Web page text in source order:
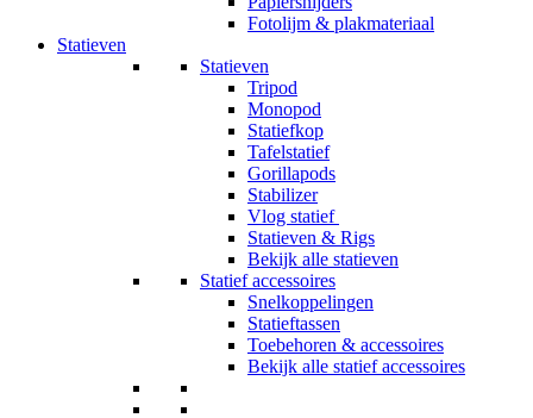
Fotolijm & plakmateriaal
Statieven
Statieven
Tripod
Monopod
Statiefkop
Tafelstatief
Gorillapods
Stabilizer
Vlog statief
Statieven & Rigs
Bekijk alle statieven
Statief accessoires
Snelkoppelingen
Statieftassen
Toebehoren & accessoires
Bekijk alle statief accessoires